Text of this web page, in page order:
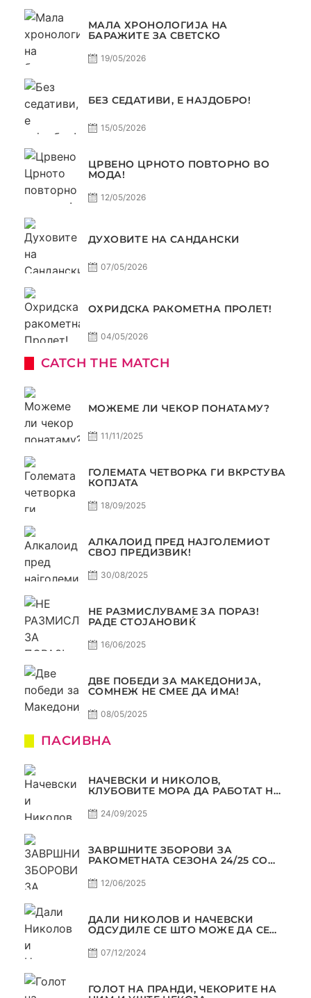
МАЛА ХРОНОЛОГИЈА НА
БАРАЖИТЕ ЗА СВЕТСКО
19/05/2026
БЕЗ СЕДАТИВИ, Е НАЈДОБРО!
15/05/2026
ЦРВЕНО ЦРНОТО ПОВТОРНО ВО
МОДА!
12/05/2026
ДУХОВИТЕ НА САНДАНСКИ
07/05/2026
ОХРИДСКА РАКОМЕТНА ПРОЛЕТ!
04/05/2026
CATCH THE MATCH
МОЖЕМЕ ЛИ ЧЕКОР ПОНАТАМУ?
11/11/2025
ГОЛЕМАТА ЧЕТВОРКА ГИ ВКРСТУВА
КОПЈАТА
18/09/2025
АЛКАЛОИД ПРЕД НАЈГОЛЕМИОТ
СВОЈ ПРЕДИЗВИК!
30/08/2025
НЕ РАЗМИСЛУВАМЕ ЗА ПОРАЗ!
РАДЕ СТОЈАНОВИЌ
16/06/2025
ДВЕ ПОБЕДИ ЗА МАКЕДОНИЈА,
СОМНЕЖ НЕ СМЕЕ ДА ИМА!
08/05/2025
ПАСИВНА
НАЧЕВСКИ И НИКОЛОВ,
КЛУБОВИТЕ МОРА ДА РАБОТАТ НА
С5Е2 ПАСИВНА
24/09/2025
ЗАВРШНИТЕ ЗБОРОВИ ЗА
РАКОМЕТНАТА СЕЗОНА 24/25 СО
С4Е11
12/06/2025
ДАЛИ НИКОЛОВ И НАЧЕВСКИ
ОДСУДИЛЕ СЕ ШТО МОЖЕ ДА СЕ
07/12/2024
ГОЛОТ НА ПРАНДИ, ЧЕКОРИТЕ НА